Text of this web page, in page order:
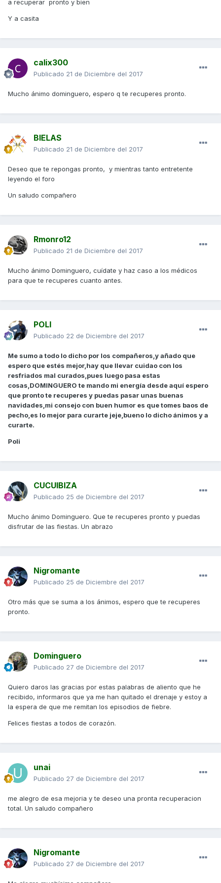
a recuperar pronto y bien
Y a casita
calix300
Publicado 21 de Diciembre del 2017
Mucho ánimo dominguero, espero q te recuperes pronto.
BIELAS
Publicado 21 de Diciembre del 2017
Deseo que te repongas pronto, y mientras tanto entretente
leyendo el foro
Un saludo compañero
Rmonro12
Publicado 21 de Diciembre del 2017
Mucho ánimo Dominguero, cuídate y haz caso a los médicos
para que te recuperes cuanto antes.
POLI
Publicado 22 de Diciembre del 2017
Me sumo a todo lo dicho por los compañeros,y añado que
espero que estés mejor,hay que llevar cuidao con los
resfriados mal curados,pues luego pasa estas
cosas,DOMINGUERO te mando mi energía desde aquí espero
que pronto te recuperes y puedas pasar unas buenas
navidades,mi consejo con buen humor es que tomes baos de
pecho,es lo mejor para curarte jeje,bueno lo dicho ánimos y a
curarte.
Poli
CUCUIBIZA
Publicado 25 de Diciembre del 2017
Mucho ánimo Dominguero. Que te recuperes pronto y puedas
disfrutar de las fiestas. Un abrazo
Nigromante
Publicado 25 de Diciembre del 2017
Otro más que se suma a los ánimos, espero que te recuperes
pronto.
Dominguero
Publicado 27 de Diciembre del 2017
Quiero daros las gracias por estas palabras de aliento que he
recibido, informaros que ya me han quitado el drenaje y estoy a
la espera de que me remitan los episodios de fiebre.
Felices fiestas a todos de corazón.
unai
Publicado 27 de Diciembre del 2017
me alegro de esa mejoria y te deseo una pronta recuperacion
total. Un saludo compañero
Nigromante
Publicado 27 de Diciembre del 2017